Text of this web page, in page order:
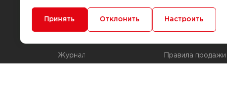
Журнал
Доставка и оплата
Правила продажи
Минимальные Функциональные/Аналитические
Принять Отклонить Настроить